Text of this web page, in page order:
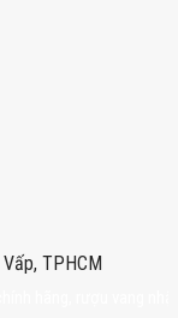
TPHCM